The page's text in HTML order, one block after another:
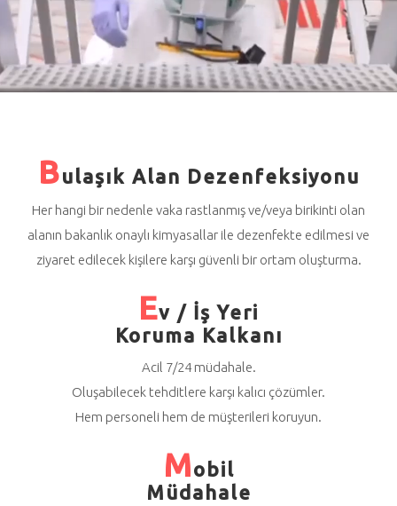
Bulaşık Alan Dezenfeksiyonu
Her hangi bir nedenle vaka rastlanmış ve/veya birikinti olan
alanın bakanlık onaylı kimyasallar ile dezenfekte edilmesi ve
ziyaret edilecek kişilere karşı güvenli bir ortam oluşturma.
Ev / İş Yeri
Koruma Kalkanı
Acil 7/24 müdahale.
Oluşabilecek tehditlere karşı kalıcı çözümler.
Hem personeli hem de müşterileri koruyun.
Mobil
Müdahale